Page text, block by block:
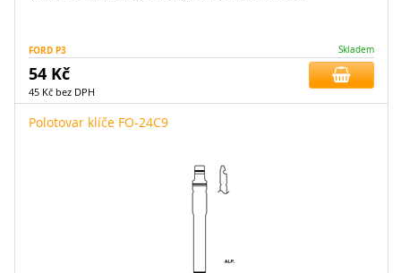
FORD P3 Skladem
54 Kč
45 Kč bez DPH
Polotovar klíče FO-24C9